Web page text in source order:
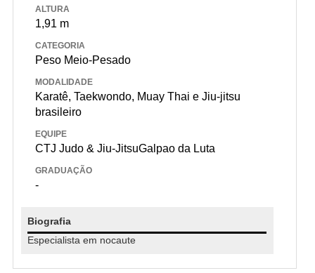
ALTURA
1,91 m
CATEGORIA
Peso Meio-Pesado
MODALIDADE
Karatê, Taekwondo, Muay Thai e Jiu-jitsu
brasileiro
EQUIPE
CTJ Judo & Jiu-JitsuGalpao da Luta
GRADUAÇÃO
-
Biografia
Especialista em nocaute